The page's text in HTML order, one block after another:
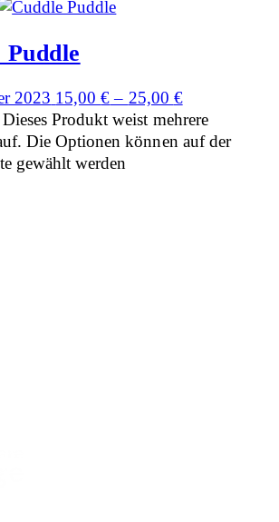
Puddle
2023 15,00€– 25,00 €
Dieses Produkt weist mehrere
Die Optionen können auf der
gewählt werden